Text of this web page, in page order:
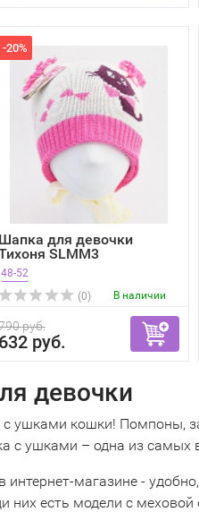
-20%
Шапка для девочки
SLMM3
48-52
(0)
В наличии
руб.
632 руб.
девочки
ушками кошки! Помпоны,
с ушками – одна из самых
магазине -
них есть модели с